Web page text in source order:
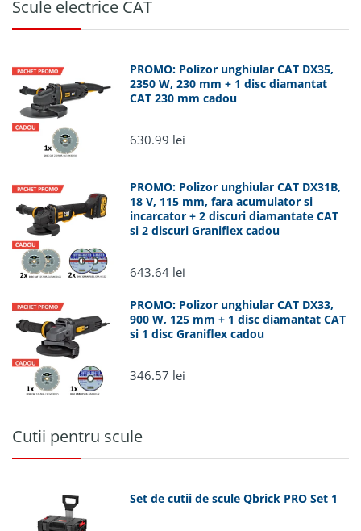
Courier
Romania
plasate
pana in
plasate
dupa ora
15:00)
weekend
Scule electrice CAT
PROMO: Polizor unghiular CAT DX35,
2350 W, 230 mm + 1 disc diamantat
CAT 230 mm cadou
630.99 lei
PROMO: Polizor unghiular CAT DX31B,
18 V, 115 mm, fara acumulator si
incarcator + 2 discuri diamantate CAT
si 2 discuri Graniflex cadou
643.64 lei
PROMO: Polizor unghiular CAT DX33,
900 W, 125 mm + 1 disc diamantat CAT
si 1 disc Graniflex cadou
346.57 lei
Cutii pentru scule
Set de cutii de scule Qbrick PRO Set 1